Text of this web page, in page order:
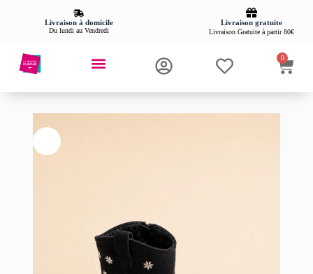
Livraison à domicile
Du lundi au Vendredi
Livraison gratuite
Livraison Gratuite à partir 80€
0